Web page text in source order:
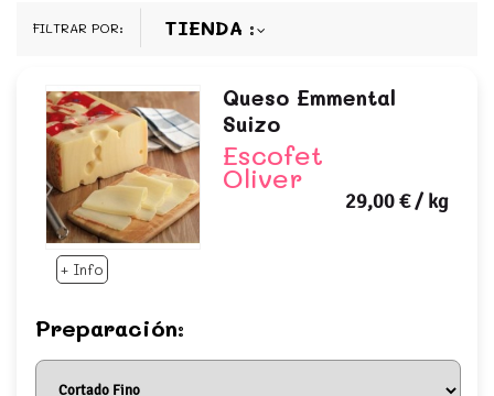
FILTRAR POR: TIENDA
+ Info
Queso Emmental
Suizo
Escofet
Oliver
29,00 €/ kg
Preparación: